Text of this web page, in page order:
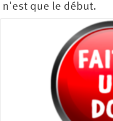
n'est que le début.